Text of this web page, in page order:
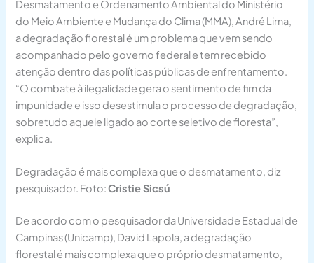
Desmatamento e Ordenamento Ambiental do Ministério
do Meio Ambiente e Mudança do Clima (MMA), André Lima,
a degradação florestal é um problema que vem sendo
acompanhado pelo governo federal e tem recebido
atenção dentro das políticas públicas de enfrentamento.
“O combate à ilegalidade gera o sentimento de fim da
impunidade e isso desestimula o processo de degradação,
sobretudo aquele ligado ao corte seletivo de floresta”,
explica.
Degradação é mais complexa que o desmatamento, diz
pesquisador. Foto:Cristie Sicsú
De acordo com o pesquisador da Universidade Estadual de
Campinas (Unicamp), David Lapola, a degradação
florestal é mais complexa que o próprio desmatamento,